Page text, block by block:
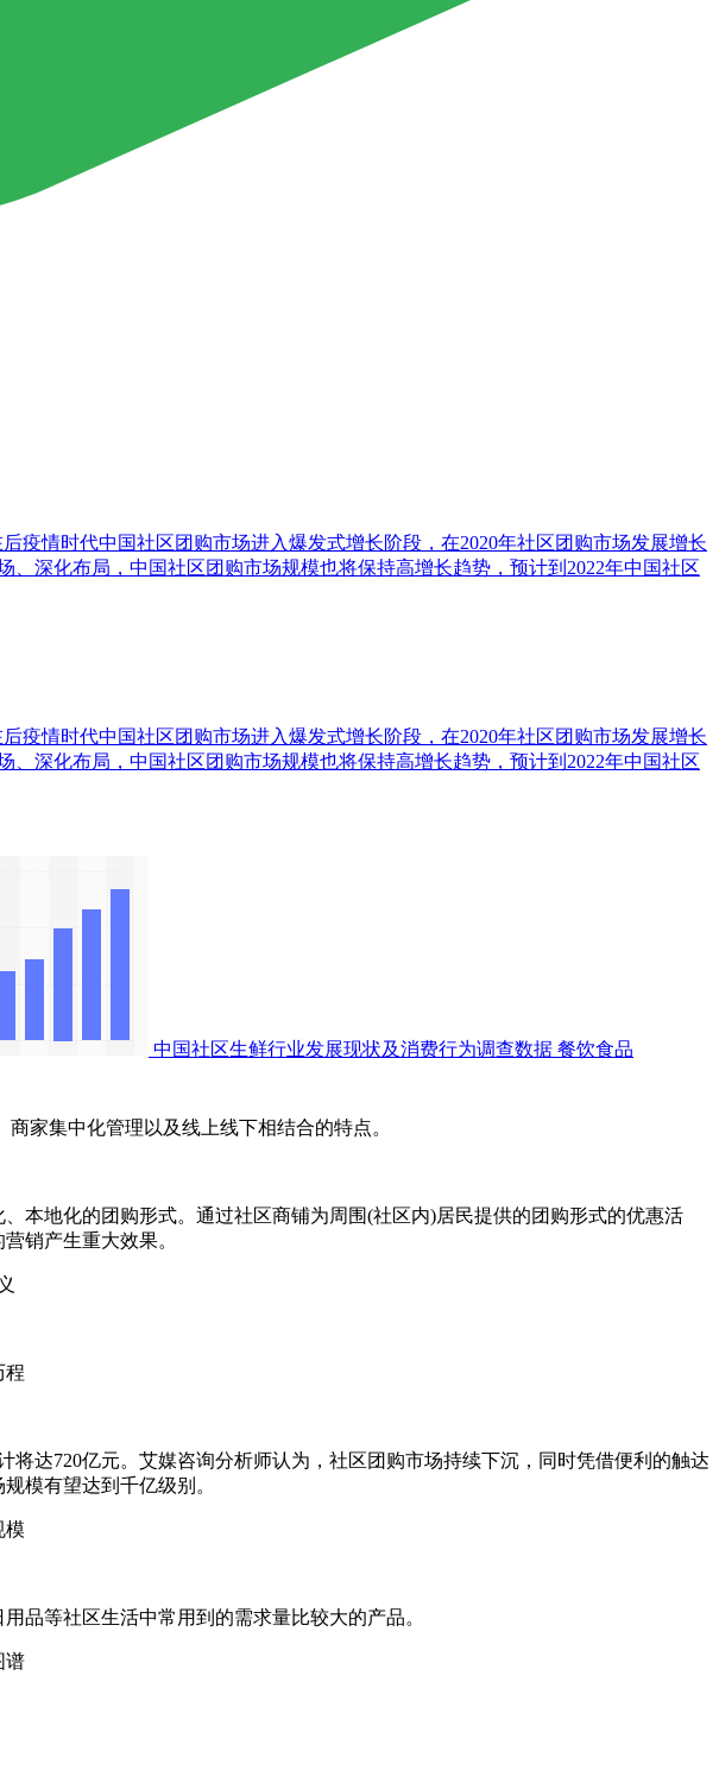
疫情时代中国社区团购市场进入爆发式增长阶段，在2020年社区团购市场发展增长
深化布局，中国社区团购市场规模也将保持高增长趋势，预计到2022年中国社区
疫情时代中国社区团购市场进入爆发式增长阶段，在2020年社区团购市场发展增长
深化布局，中国社区团购市场规模也将保持高增长趋势，预计到2022年中国社区
中国社区生鲜行业发展现状及消费行为调查数据 餐饮食品
家集中化管理以及线上线下相结合的特点。
地化的团购形式。通过社区商铺为周围(社区内)居民提供的团购形式的优惠活
销产生重大效果。
达720亿元。艾媒咨询分析师认为，社区团购市场持续下沉，同时凭借便利的触达
模有望达到千亿级别。
等社区生活中常用到的需求量比较大的产品。